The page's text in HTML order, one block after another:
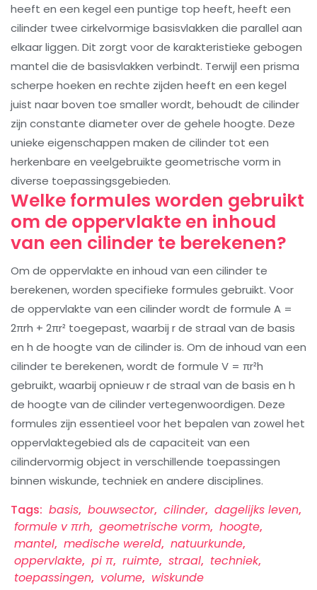
heeft en een kegel een puntige top heeft, heeft een
cilinder twee cirkelvormige basisvlakken die parallel aan
elkaar liggen. Dit zorgt voor de karakteristieke gebogen
mantel die de basisvlakken verbindt. Terwijl een prisma
scherpe hoeken en rechte zijden heeft en een kegel
juist naar boven toe smaller wordt, behoudt de cilinder
zijn constante diameter over de gehele hoogte. Deze
unieke eigenschappen maken de cilinder tot een
herkenbare en veelgebruikte geometrische vorm in
diverse toepassingsgebieden.
Welke formules worden gebruikt
om de oppervlakte en inhoud
van een cilinder te berekenen?
Om de oppervlakte en inhoud van een cilinder te
berekenen, worden specifieke formules gebruikt. Voor
de oppervlakte van een cilinder wordt de formule A =
2πrh + 2πr² toegepast, waarbij r de straal van de basis
en h de hoogte van de cilinder is. Om de inhoud van een
cilinder te berekenen, wordt de formule V = πr²h
gebruikt, waarbij opnieuw r de straal van de basis en h
de hoogte van de cilinder vertegenwoordigen. Deze
formules zijn essentieel voor het bepalen van zowel het
oppervlaktegebied als de capaciteit van een
cilindervormig object in verschillende toepassingen
binnen wiskunde, techniek en andere disciplines.
Tags: basis, bouwsector, cilinder, dagelijks leven,
formule v πrh, geometrische vorm, hoogte,
mantel, medische wereld, natuurkunde,
oppervlakte, pi π, ruimte, straal, techniek,
toepassingen, volume, wiskunde